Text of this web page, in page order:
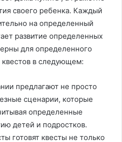
своего ребенка. Каждый
на определенный
развитие определенных
для определенного
в следующем:
предлагают не просто
сценарии, которые
определенные
детей и подростков.
готовят квесты не только